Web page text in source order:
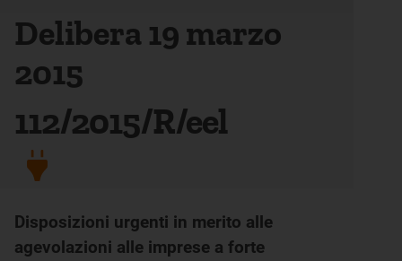
Delibera 19 marzo
2015
112/2015/R/eel
Disposizioni urgenti in merito alle
agevolazioni alle imprese a forte